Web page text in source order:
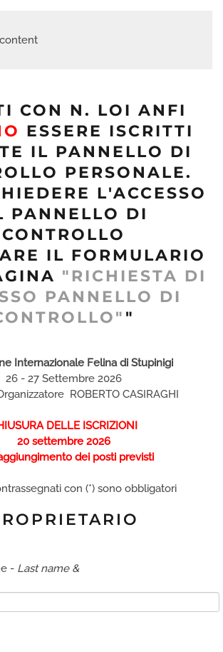
CON N. LOI ANFI
ESSERE ISCRITTI
IL PANNELLO DI
PERSONALE.
L'ACCESSO
PANNELLO DI
CONTROLLO
IL FORMULARIO
"RICHIESTA DI
PANNELLO DI
"
Internazionale Felina di Stupinigi
26 - 27 Settembre 2026
ROBERTO CASIRAGHI
DELLE ISCRIZIONI
20 settembre 2026
dei posti previsti
con (*) sono obbligatori
- Last name &